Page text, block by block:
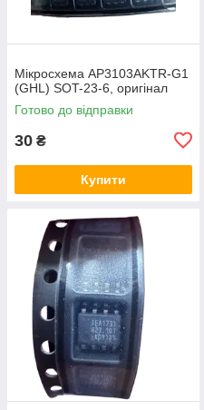
Мікросхема AP3103AKTR-G1
(GHL) SOT-23-6, оригінал
Готово до відправки
30 ₴
Купити